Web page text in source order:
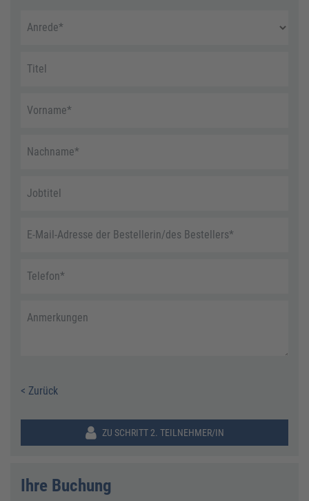
Anrede*
Titel
Vorname*
Nachname*
Jobtitel
E-Mail-Adresse der Bestellerin/des Bestellers*
Telefon*
Anmerkungen
< Zurück
ZU SCHRITT 2. TEILNEHMER/IN
Ihre Buchung